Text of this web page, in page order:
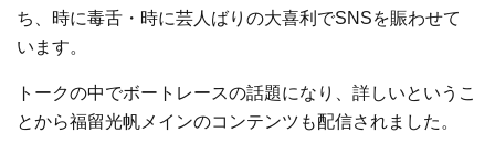
ち、時に毒舌・時に芸人ばりの大喜利でSNSを賑わせて
います。
トークの中でボートレースの話題になり、詳しいというこ
とから福留光帆メインのコンテンツも配信されました。